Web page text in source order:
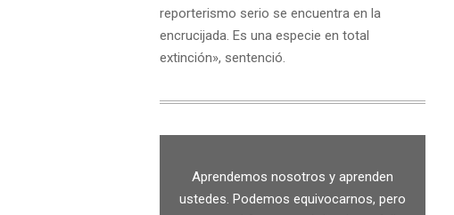
reporterismo serio se encuentra en la
encrucijada. Es una especie en total
extinción», sentenció.
Aprendemos nosotros y aprenden
ustedes. Podemos equivocarnos, pero